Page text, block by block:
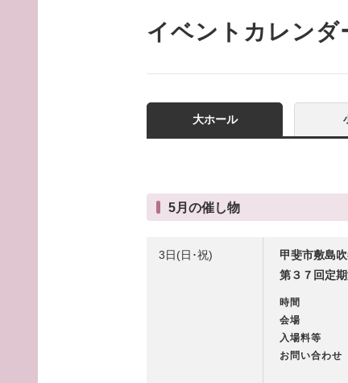
イベントカレンダ
大ホール
5月の催し物
3日(日･祝)
甲斐市敷島
第３７回定
時間
会場
入場料等
お問い合わせ